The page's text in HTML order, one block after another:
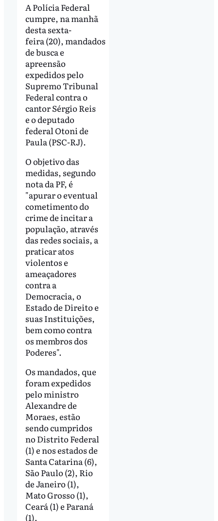
A Polícia Federal
cumpre, na manhã
desta sexta-
feira (20), mandados
de busca e
apreensão
expedidos pelo
Supremo Tribunal
Federal contra o
cantor Sérgio Reis
e o deputado
federal Otoni de
Paula (PSC-RJ).
O objetivo das
medidas, segundo
nota da PF, é
"apurar o eventual
cometimento do
crime de incitar a
população, através
das redes sociais, a
praticar atos
violentos e
ameaçadores
contra a
Democracia, o
Estado de Direito e
suas Instituições,
bem como contra
os membros dos
Poderes".
Os mandados, que
foram expedidos
pelo ministro
Alexandre de
Moraes, estão
sendo cumpridos
no Distrito Federal
(1) e nos estados de
Santa Catarina (6),
São Paulo (2), Rio
de Janeiro (1),
Mato Grosso (1),
Ceará (1) e Paraná
(1).